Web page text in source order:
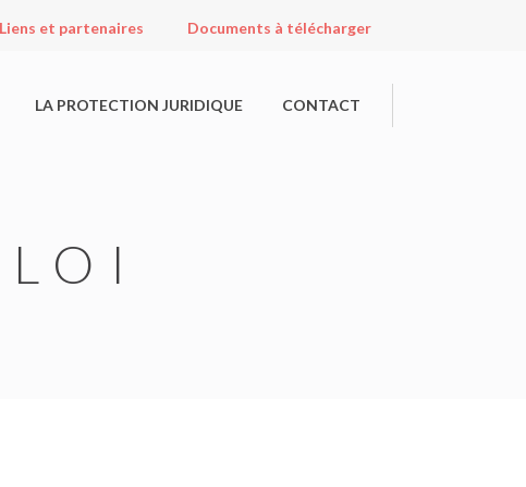
Liens et partenaires Documents à télécharger
LA PROTECTION JURIDIQUE CONTACT